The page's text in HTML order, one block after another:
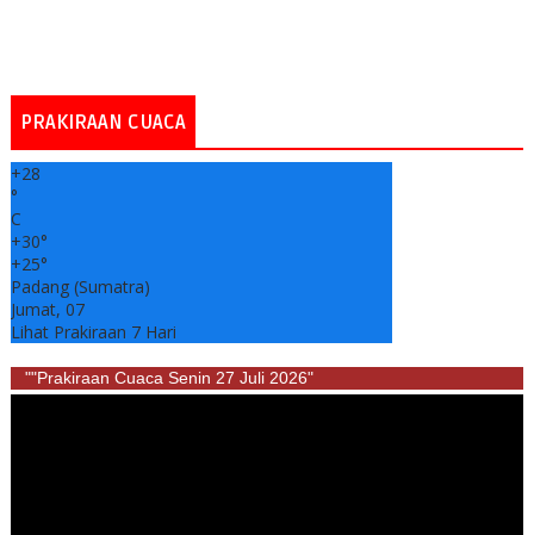
PRAKIRAAN CUACA
+28
°
C
+30°
+25°
Padang (Sumatra)
Jumat, 07
Lihat Prakiraan 7 Hari
""Prakiraan Cuaca Senin 27 Juli 2026"